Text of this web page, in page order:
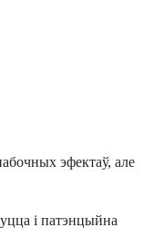
эфектаў, але
і патэнцыйна